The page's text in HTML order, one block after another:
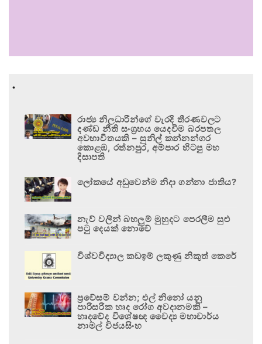
.
රාජ්‍ය නිලධාරීන්ගේ වැරදි තීරණවලට
දණ්ඩ නීති සංග්‍රහය යෙදවීම බරපතල
අවභාවිතයකි – සුනිල් කන්නන්ගර
කොළඹ, රත්නපුර, අම්පාර හිටපු මහ
දිසාපති
ලෝකයේ අඩුවෙන්ම නිදා ගන්නා ජාතිය?
නැව් වලින් බහලුම් මුහුදට පෙරලීම සුළු
පටු දෙයක් නොවේ
විශ්වවිද්‍යාල කඩඉම් ලකුණු නිකුත් කෙරේ
ප්‍රවේසම් වන්න; එල් නිනෝ යනු
පාරිසරික හෘද රෝග අවදානමකි –
හෘදවේද විශේෂඥ වෛද්‍ය මහාචාර්ය
නාමල් විජයසිංහ